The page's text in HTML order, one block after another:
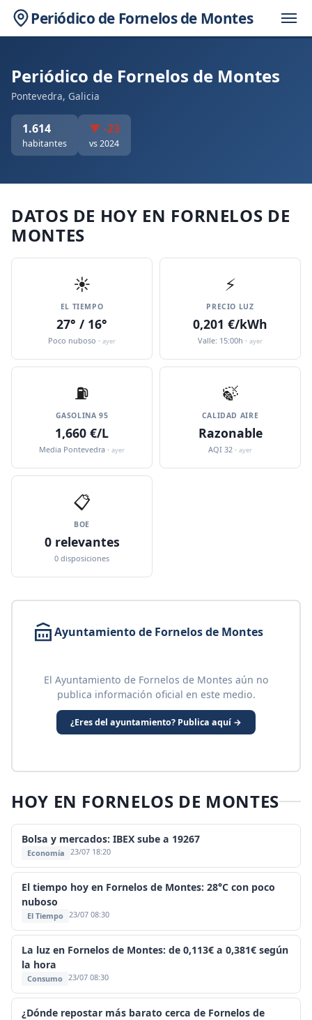
Periódico de Fornelos de Montes
Periódico de Fornelos de Montes
Pontevedra, Galicia
1.614
habitantes
▼ -23
vs 2024
DATOS DE HOY EN FORNELOS DE
MONTES
☀️
EL TIEMPO
27° / 16°
Poco nuboso · ayer
⚡
PRECIO LUZ
0,201 €/kWh
Valle: 15:00h · ayer
⛽️
GASOLINA 95
1,660 €/L
Media Pontevedra · ayer
🍃
CALIDAD AIRE
Razonable
AQI 32 · ayer
📋
BOE
0 relevantes
0 disposiciones
Ayuntamiento de Fornelos de Montes
El Ayuntamiento de Fornelos de Montes aún no
publica información oficial en este medio.
¿Eres del ayuntamiento? Publica aquí →
HOY EN FORNELOS DE MONTES
Bolsa y mercados: IBEX sube a 19267
Economía 23/07 18:20
El tiempo hoy en Fornelos de Montes: 28°C con poco
nuboso
El Tiempo 23/07 08:30
La luz en Fornelos de Montes: de 0,113€ a 0,381€ según
la hora
Consumo 23/07 08:30
¿Dónde repostar más barato cerca de Fornelos de